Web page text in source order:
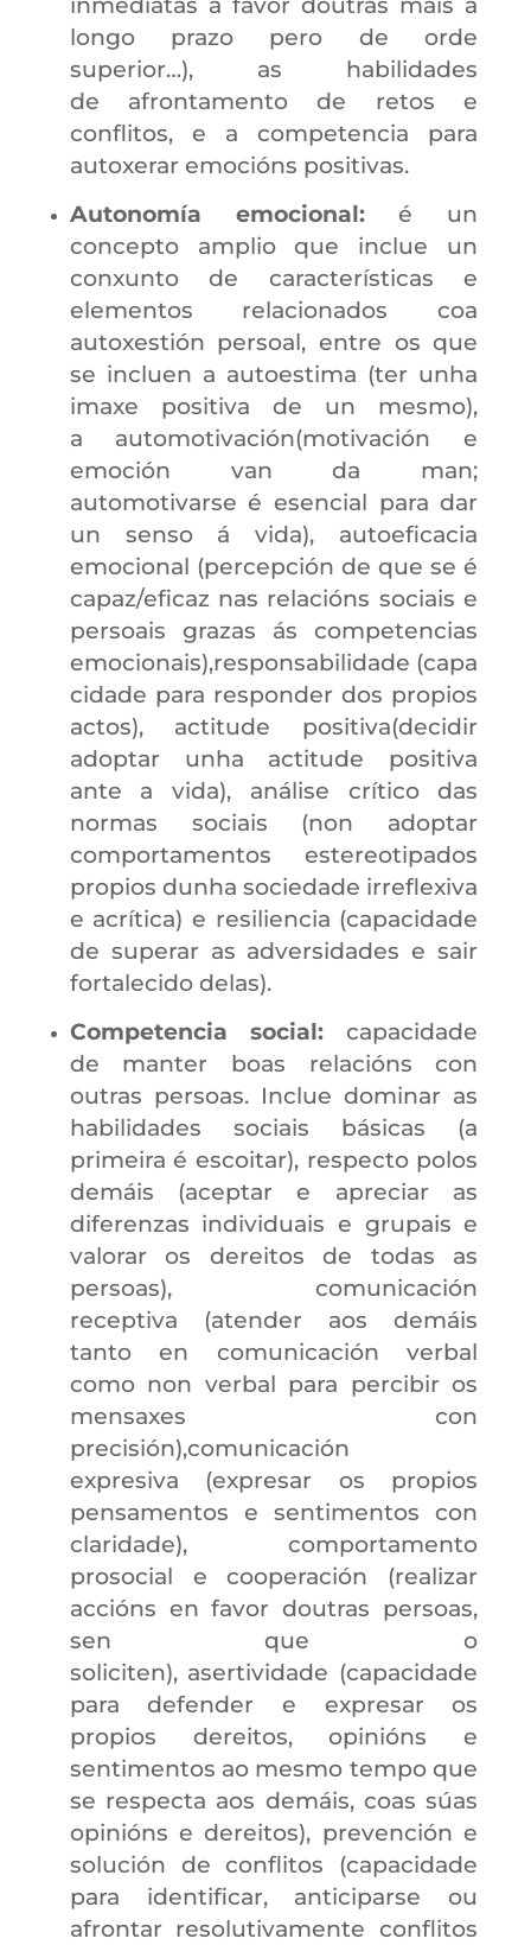
inmediatas a favor doutras máis a
longo prazo pero de orde
superior…), as habilidades
de afrontamento de retos e
conflitos, e a competencia para
autoxerar emocións positivas.
Autonomía emocional:é un
concepto amplio que inclue un
conxunto de características e
elementos relacionados coa
autoxestión persoal, entre os que
se incluen a autoestima (ter unha
imaxe positiva de un mesmo),
a automotivación(motivación e
emoción van da man;
automotivarse é esencial para dar
un senso á vida), autoeficacia
emocional (percepción de que se é
capaz/eficaz nas relacións sociais e
persoais grazas ás competencias
emocionais),responsabilidade (capa
cidade para responder dos propios
actos), actitude positiva(decidir
adoptar unha actitude positiva
ante a vida), análise crítico das
normas sociais (non adoptar
comportamentos estereotipados
propios dunha sociedade irreflexiva
e acrítica) e resiliencia (capacidade
de superar as adversidades e sair
fortalecido delas).
Competencia social: capacidade
de manter boas relacións con
outras persoas. Inclue dominar as
habilidades sociais básicas (a
primeira é escoitar), respecto polos
demáis (aceptar e apreciar as
diferenzas individuais e grupais e
valorar os dereitos de todas as
persoas), comunicación
receptiva (atender aos demáis
tanto en comunicación verbal
como non verbal para percibir os
mensaxes con
precisión),comunicación
expresiva (expresar os propios
pensamentos e sentimentos con
claridade), comportamento
prosocial e cooperación (realizar
accións en favor doutras persoas,
sen que o
soliciten), asertividade (capacidade
para defender e expresar os
propios dereitos, opinións e
sentimentos ao mesmo tempo que
se respecta aos demáis, coas súas
opinións e dereitos), prevención e
solución de conflitos (capacidade
para identificar, anticiparse ou
afrontar resolutivamente conflitos